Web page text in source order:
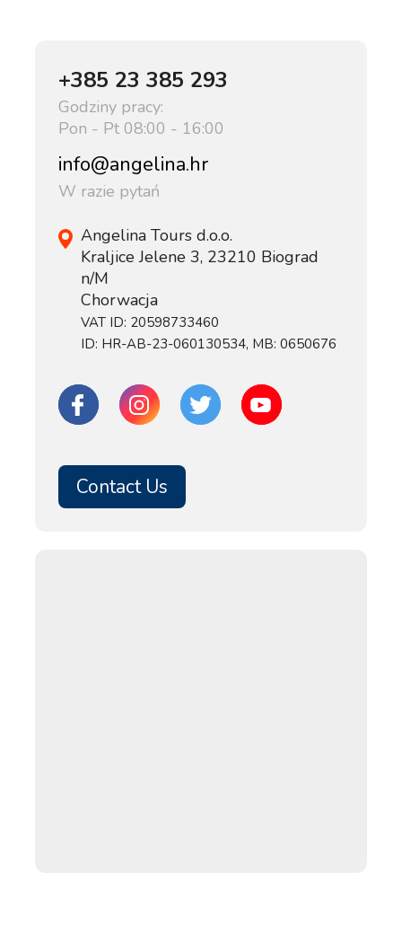
+385 23 385 293
Godziny pracy:
Pon - Pt 08:00 - 16:00
info@angelina.hr
W razie pytań
Angelina Tours d.o.o.
Kraljice Jelene 3, 23210 Biograd
n/M
Chorwacja
VAT ID: 20598733460
ID: HR-AB-23-060130534, MB: 0650676
Contact Us